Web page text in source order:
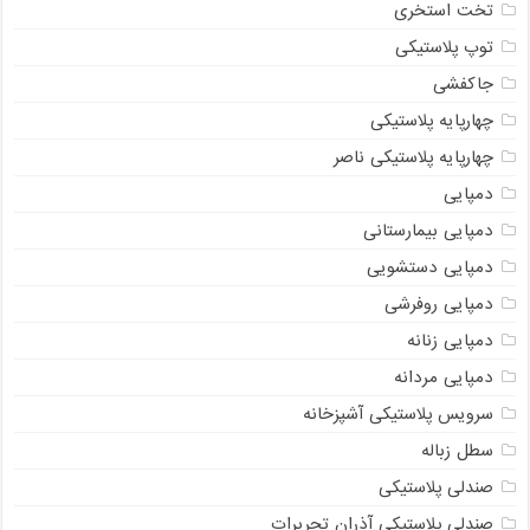
تخت استخری
توپ پلاستیکی
جاکفشی
چهارپایه پلاستیکی
چهارپایه پلاستیکی ناصر
دمپایی
دمپایی بیمارستانی
دمپایی دستشویی
دمپایی روفرشی
دمپایی زنانه
دمپایی مردانه
سرویس پلاستیکی آشپزخانه
سطل زباله
صندلی پلاستیکی
صندلی پلاستیکی آذران تحریرات